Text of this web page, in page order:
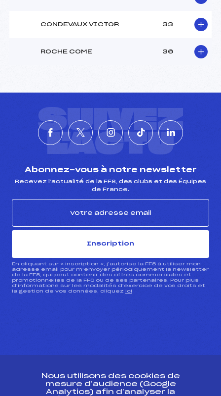
CONDEVAUX VICTOR 33
ROCHE COME 36
SUIVEZ
L'ACTU
Abonnez-vous à notre newsletter
Recevez l’actualité de la FFS, des clubs et des Équipes
de France.
Inscription
En cliquant sur « inscription », j’autorise la FFS à utiliser mon
adresse email pour m’envoyer périodiquement la newsletter
de la FFS, qui peut contenir des offres commerciales et
promotionnelles de la FFS ou de ses partenaires. Pour plus
d’informations sur les modalités d’exercice de vos droits et
la gestion de vos données, cliquez ici
Nous utilisons des cookies de
mesure d’audience (Google
Analytics) afin d’analyser la